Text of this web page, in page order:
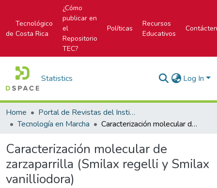
Tecnológico
de Costa Rica
¿Cómo
publicar en
el
Repositorio
TEC?
Políticas
Recursos
Educativos
Statistics Log In
Home
Portal de Revistas del Instituto Tecnológico de Costa Rica
Tecnología en Marcha
Caracterización molecular de zarzaparrilla (Smilax regelli y Smilax vanilliodora)
Caracterización molecular de
zarzaparrilla (Smilax regelli y Smilax
vanilliodora)